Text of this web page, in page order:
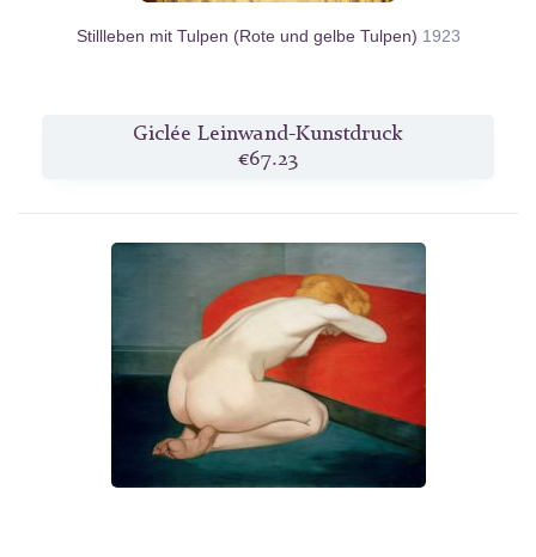
Stillleben mit Tulpen (Rote und gelbe Tulpen) 1923
Giclée Leinwand-Kunstdruck
€67.23